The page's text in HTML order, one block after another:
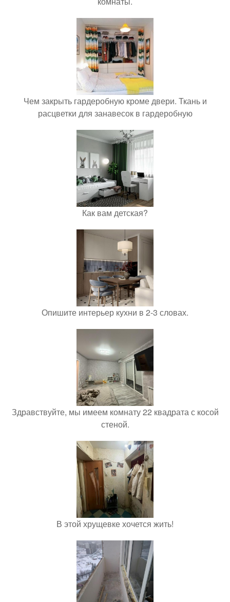
Чем закрыть гардеробную кроме двери. Ткань и
расцветки для занавесок в гардеробную
Как вам детская?
Опишите интерьер кухни в 2-3 словах.
Здравствуйте, мы имеем комнату 22 квадрата с косой
стеной.
В этой хрущевке хочется жить!